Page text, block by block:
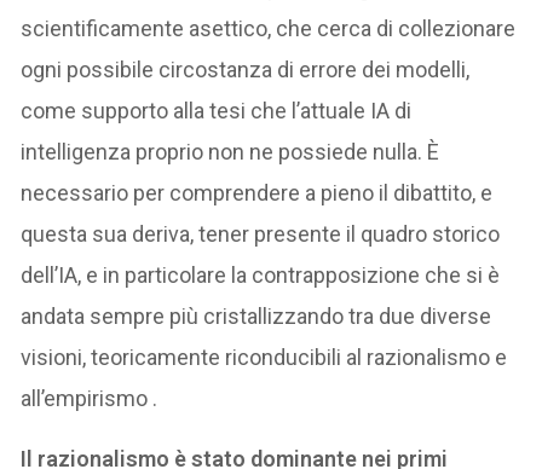
scientificamente asettico, che cerca di collezionare
ogni possibile circostanza di errore dei modelli,
come supporto alla tesi che l’attuale IA di
intelligenza proprio non ne possiede nulla. È
necessario per comprendere a pieno il dibattito, e
questa sua deriva, tener presente il quadro storico
dell’IA, e in particolare la contrapposizione che si è
andata sempre più cristallizzando tra due diverse
visioni, teoricamente riconducibili al razionalismo e
all’empirismo .
Il razionalismo è stato dominante nei primi